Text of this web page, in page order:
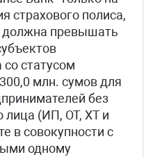
страхового полиса,
должна превышать
статусом
млн. сумов для
без
лица (ИП, ОТ, ХТ и
в совокупности с
одному